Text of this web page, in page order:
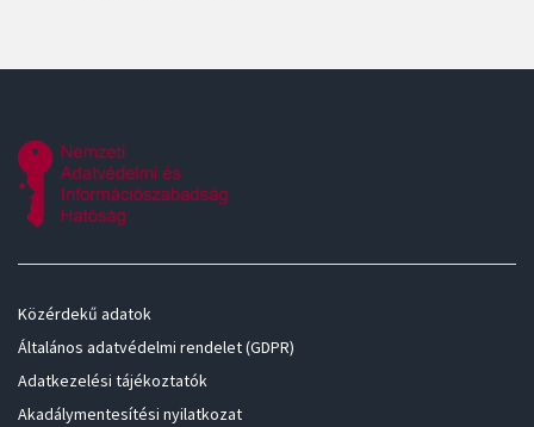
Közérdekű adatok
Általános adatvédelmi rendelet (GDPR)
Adatkezelési tájékoztatók
Akadálymentesítési nyilatkozat